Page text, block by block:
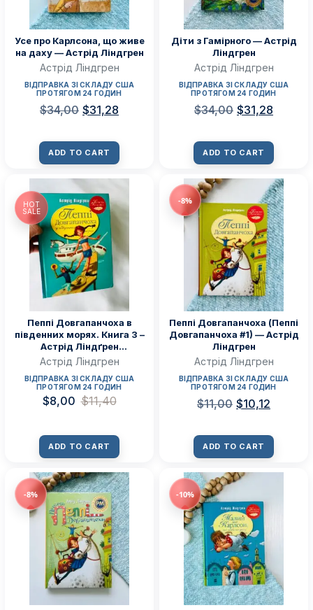
Усе про Карлсона, що живе
на даху — Астрід Ліндгрен
Астрід Ліндгрен
ВІДПРАВКА ЗІ СКЛАДУ США
ПРОТЯГОМ 24 ГОДИН
$34,00 $31,28
ADD TO CART
Діти з Гамірного — Астрід
Ліндгрен
Астрід Ліндгрен
ВІДПРАВКА ЗІ СКЛАДУ США
ПРОТЯГОМ 24 ГОДИН
$34,00 $31,28
ADD TO CART
HOT
SALE
Пеппі Довгапанчоха в
південних морях. Книга 3 –
Астрід Ліндґрен
(ПОШКОДЖЕНА)
Астрід Ліндгрен
ВІДПРАВКА ЗІ СКЛАДУ США
ПРОТЯГОМ 24 ГОДИН
$8,00 $11,40
ADD TO CART
-8%
Пеппі Довгапанчоха (Пеппі
Довгапанчоха #1) — Астрід
Ліндгрен
Астрід Ліндгрен
ВІДПРАВКА ЗІ СКЛАДУ США
ПРОТЯГОМ 24 ГОДИН
$11,00 $10,12
ADD TO CART
-8% -10%